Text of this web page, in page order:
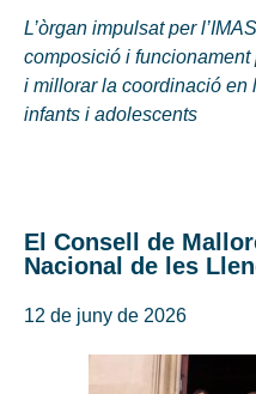
L’òrgan impulsat per
composició i
i millorar la coordinació en
infants i adolescents
El Consell de
Nacional de les
12 de juny de 2026